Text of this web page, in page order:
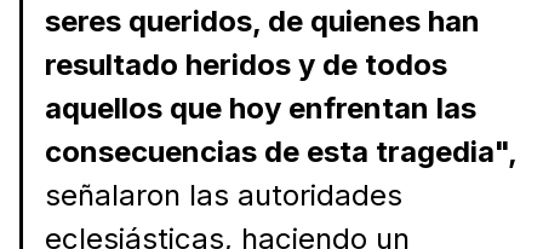
seres queridos, de quienes han
resultado heridos y de todos
aquellos que hoy enfrentan las
consecuencias de esta tragedia",
señalaron las autoridades
eclesiásticas, haciendo un